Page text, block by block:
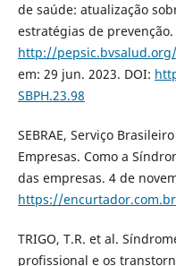
de saúde: atualização
estratégias de
http://
em: 29 jun. 2023. DOI:
SBPH.23.98
SEBRAE, Serviço
Empresas. Como a
das empresas. 4 de
https://
TRIGO, T.R. et al.
profissional e os